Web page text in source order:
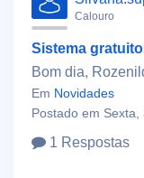
Calouro
Sistema gratuito
Bom dia,
Em Novidades
Postado em
1 Respostas